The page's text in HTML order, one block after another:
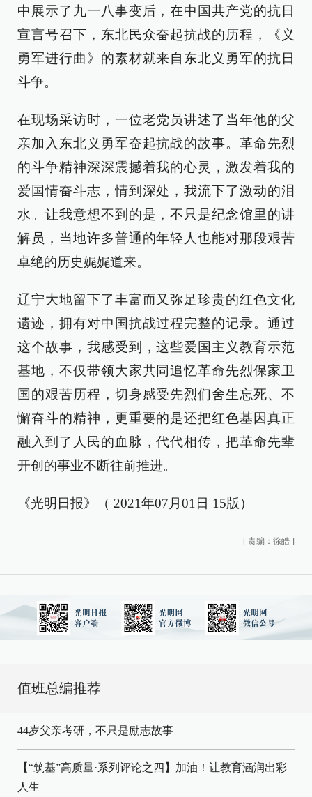
中展示了九一八事变后，在中国共产党的抗日
宣言号召下，东北民众奋起抗战的历程，《义
勇军进行曲》的素材就来自东北义勇军的抗日
斗争。
在现场采访时，一位老党员讲述了当年他的父
亲加入东北义勇军奋起抗战的故事。革命先烈
的斗争精神深深震撼着我的心灵，激发着我的
爱国情奋斗志，情到深处，我流下了激动的泪
水。让我意想不到的是，不只是纪念馆里的讲
解员，当地许多普通的年轻人也能对那段艰苦
卓绝的历史娓娓道来。
辽宁大地留下了丰富而又弥足珍贵的红色文化
遗迹，拥有对中国抗战过程完整的记录。通过
这个故事，我感受到，这些爱国主义教育示范
基地，不仅带领大家共同追忆革命先烈保家卫
国的艰苦历程，切身感受先烈们舍生忘死、不
懈奋斗的精神，更重要的是还把红色基因真正
融入到了人民的血脉，代代相传，把革命先辈
开创的事业不断往前推进。
《光明日报》（ 2021年07月01日 15版）
[ 责编：徐皓 ]
值班总编推荐
44岁父亲考研，不只是励志故事
【“筑基”高质量·系列评论之四】加油！让教育涵润出彩
人生